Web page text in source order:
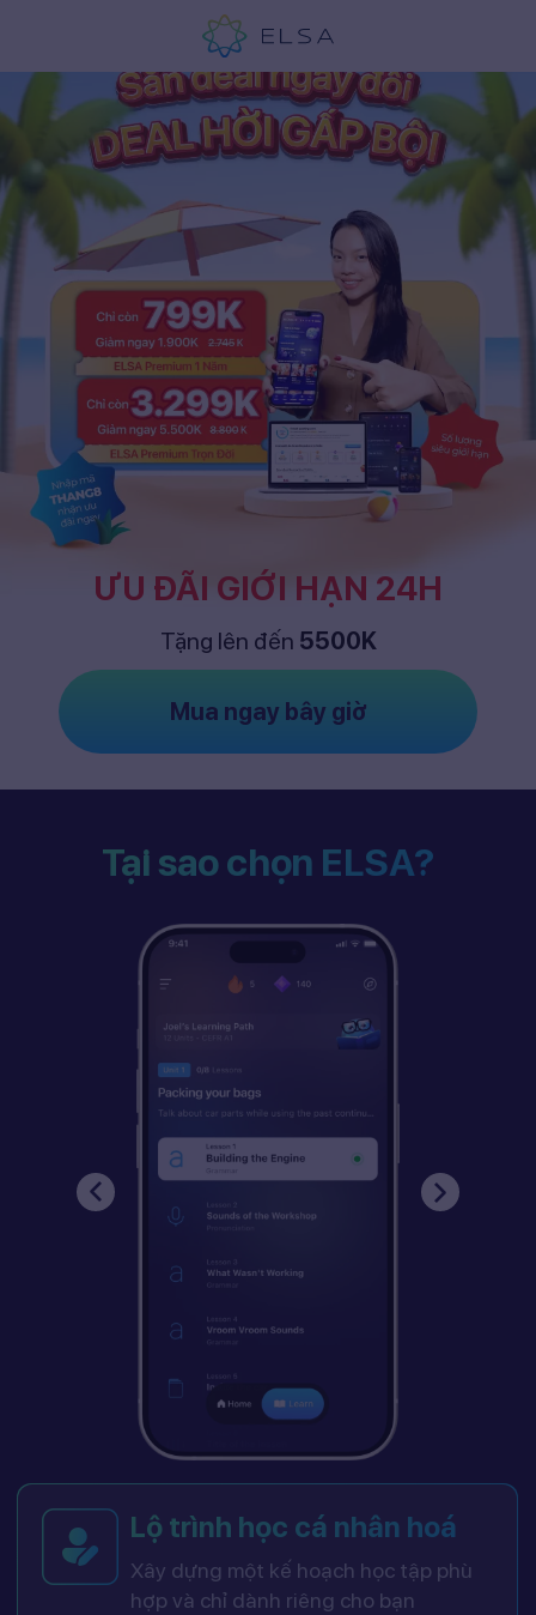
ƯU ĐÃI GIỚI HẠN 24H
Tặng lên đến 5500K
Mua ngay bây giờ
Tại sao chọn ELSA?
Lộ trình học cá nhân hoá
Xây dựng một kế hoạch học tập phù
hợp và chỉ dành riêng cho bạn